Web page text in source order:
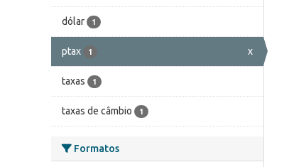
dólar 1
ptax 1 x
taxas 1
taxas de câmbio 1
Formatos